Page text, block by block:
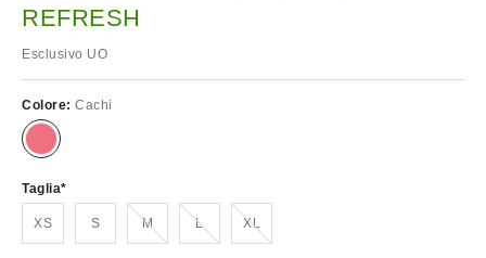
REFRESH
Esclusivo UO
Colore: Cachi
Taglia
XS S MEsaurito!
LEsaurito!
XLEsaurito!